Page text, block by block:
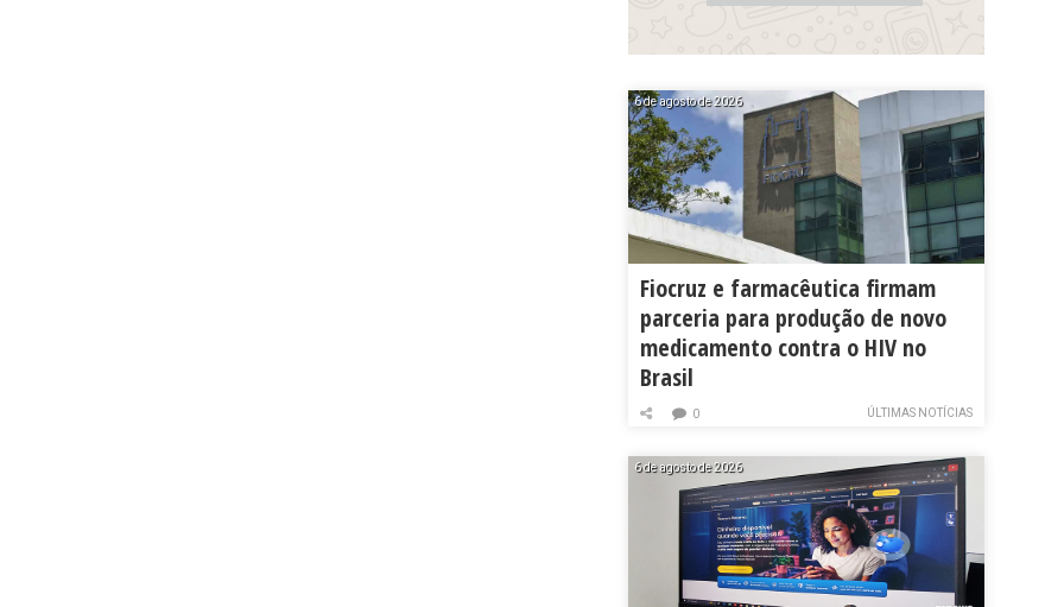
6 de agosto de 2026
Fiocruz e farmacêutica firmam
parceria para produção de novo
medicamento contra o HIV no
Brasil
ÚLTIMAS NOTÍCIAS
0
6 de agosto de 2026